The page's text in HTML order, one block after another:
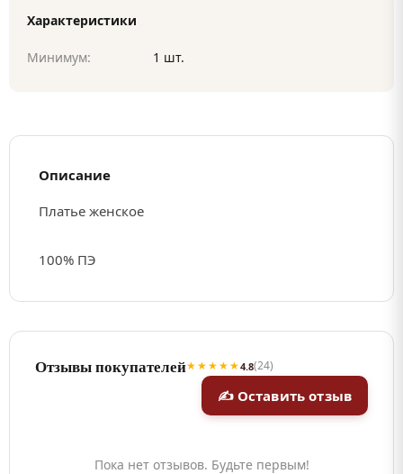
Характеристики
Минимум: 1 шт.
Описание
Платье женское
100% ПЭ
Отзывы покупателей★★★★★4.8(24)
✍ Оставить отзыв
Пока нет отзывов. Будьте первым!